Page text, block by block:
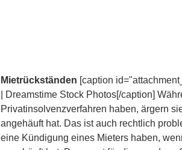
Mietrückständen [caption
| Dreamstime Stock Photos[/caption]
Privatinsolvenzverfahren haben, ärgern
angehäuft hat. Das ist auch rechtlich
eine Kündigung eines Mieters haben,